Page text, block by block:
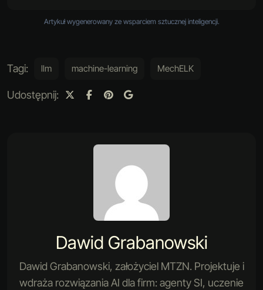
Artykuł wygenerowany ze wsparciem sztucznej inteligencji.
Tagi: llm machine-learning MechELK
Udostępnij:
Dawid Grabanowski
Dawid Grabanowski, założyciel MTZN. Projektuje i
wdraża rozwiązania AI dla firm: agenty SI, uczenie